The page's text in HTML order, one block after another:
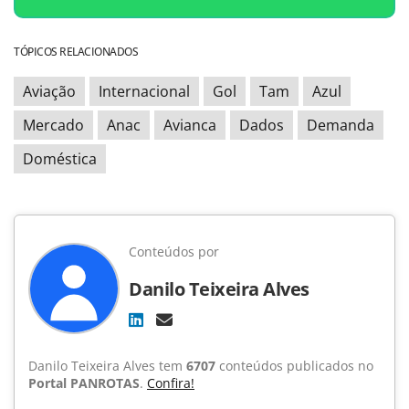
TÓPICOS RELACIONADOS
Aviação Internacional Gol Tam
Azul
Mercado
Anac Avianca Dados
Demanda
Doméstica
Conteúdos por
Danilo Teixeira Alves
Danilo Teixeira Alves tem 6707 conteúdos publicados no
Portal PANROTAS. Confira!